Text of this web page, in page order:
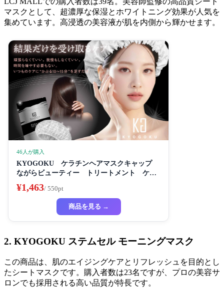
マスクとして、超濃厚な保湿とホワイトニング効果が人気を
集めています。高浸透の美容液が肌を内側から輝かせます。
46人が購入
KYOGOKU ケラチンヘアマスクキャップ
ながらビューティー トリートメント ケラ
¥1,463/ 550pt
商品を見る →
2. KYOGOKU ステムセル モーニングマスク
この商品は、肌のエイジングケアとリフレッシュを目的とし
たシートマスクです。購入者数は23名ですが、プロの美容サ
ロンでも採用される高い品質が特長です。